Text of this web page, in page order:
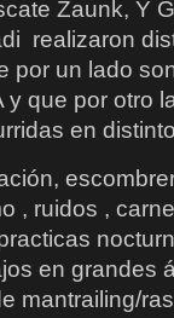
Zaunk, Y
realizaron
por un lado
y que por otro
en
, ruidos ,
en grandes
mantrailing/